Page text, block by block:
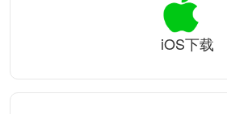
iOS下载